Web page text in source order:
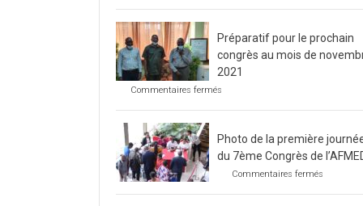
Préparatif pour le prochain
congrès au mois de
2021
Commentaires fermés
prochain
congrès
mois
de
Photo de la première
du 7ème Congrès de
Commentaires fermés